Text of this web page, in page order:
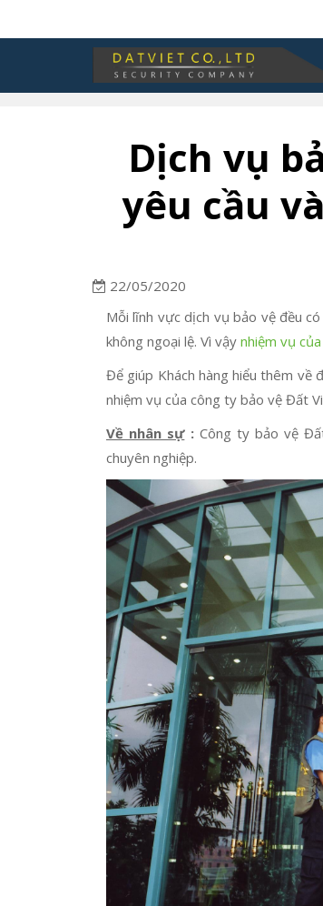
Dịch vụ
yêu cầu
22/05/2020
Mỗi lĩnh vực dịch vụ bảo vệ đều
không ngoại lệ. Vì vậy nhiệm vụ
Để giúp Khách hàng hiểu thêm về
nhiệm vụ của công ty bảo vệ Đất
Về nhân sự: Công ty bảo vệ
chuyên nghiệp.